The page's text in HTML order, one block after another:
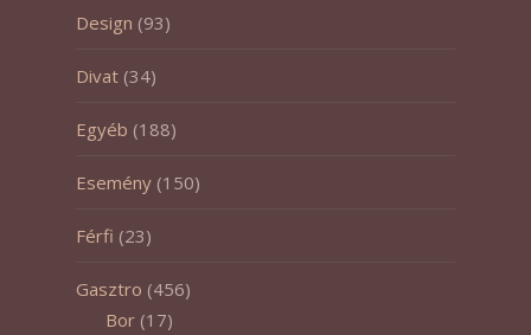
Design (93)
Divat (34)
Egyéb (188)
Esemény (150)
Férfi (23)
Gasztro (456)
Bor (17)